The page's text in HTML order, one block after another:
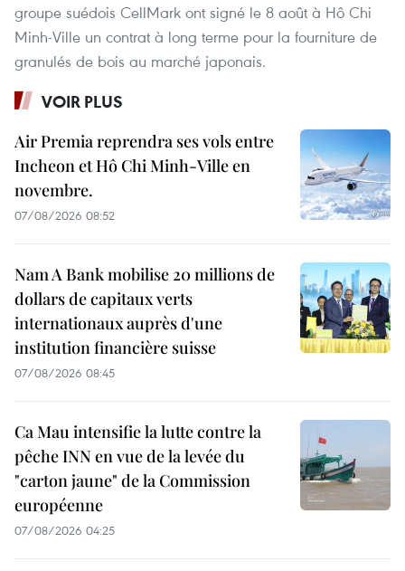
groupe suédois CellMark ont signé le 8 août à Hô Chi
Minh-Ville un contrat à long terme pour la fourniture de
granulés de bois au marché japonais.
VOIR PLUS
Air Premia reprendra ses vols entre
Incheon et Hô Chi Minh-Ville en
novembre.
07/08/2026 08:52
Nam A Bank mobilise 20 millions de
dollars de capitaux verts
internationaux auprès d'une
institution financière suisse
07/08/2026 08:45
Ca Mau intensifie la lutte contre la
pêche INN en vue de la levée du
"carton jaune" de la Commission
européenne
07/08/2026 04:25